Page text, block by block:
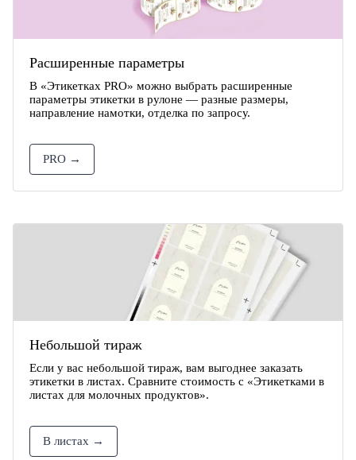
Расширенные параметры
В «Этикетках PRO» можно выбрать расширенные
параметры этикетки в рулоне — разные размеры,
направление намотки, отделка по запросу.
PRO →
Небольшой тираж
Если у вас небольшой тираж, вам выгоднее заказать
этикетки в листах. Сравните стоимость с «Этикетками в
листах для молочных продуктов».
В листах →